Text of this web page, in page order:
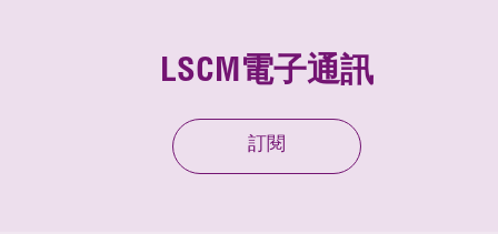
LSCM電子通訊
訂閱